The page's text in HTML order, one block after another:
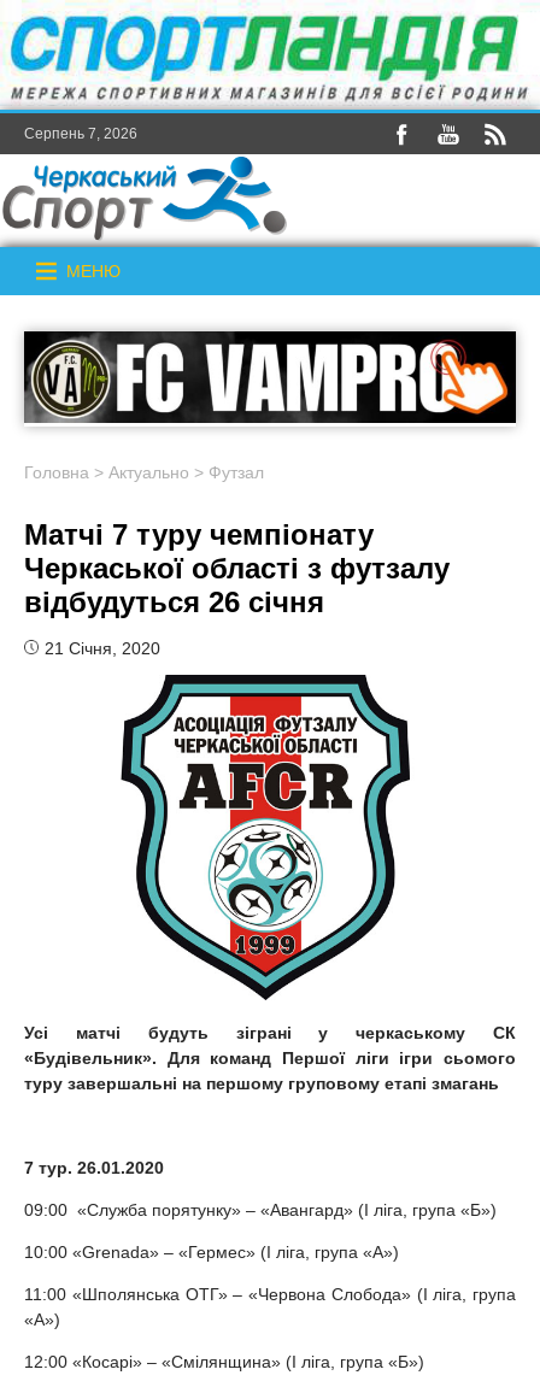
Серпень 7, 2026
МЕНЮ
Головна > Актуально > Футзал
Матчі 7 туру чемпіонату
Черкаської області з футзалу
відбудуться 26 січня
21 Січня, 2020
Усі матчі будуть зіграні у черкаському СК
«Будівельник». Для команд Першої ліги ігри сьомого
туру завершальні на першому груповому етапі змагань
7 тур. 26.01.2020
09:00 «Служба порятунку» – «Авангард» (I ліга, група «Б»)
10:00 «Grenada» – «Гермес» (I ліга, група «А»)
11:00 «Шполянська ОТГ» – «Червона Слобода» (I ліга, група
«А»)
12:00 «Косарі» – «Смілянщина» (I ліга, група «Б»)